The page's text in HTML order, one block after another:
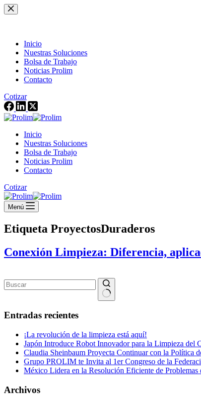
Saltar
al
Inicio
Nuestras Soluciones
Bolsa de Trabajo
Noticias Prolim
Contacto
Cotizar
Inicio
Nuestras Soluciones
Bolsa de Trabajo
Noticias Prolim
Contacto
Cotizar
Menú
Etiqueta ProyectosDuraderos
Conexión Limpieza: Diferencia,
resultados
Entradas recientes
¡La revolución de la limpieza está aquí!
Japón Introduce Robot Innovador para la Limpieza del
Claudia Sheinbaum Proyecta Continuar con la Política
Grupo PROLIM te Invita al 1er Congreso de la
México Lidera en la Resolución Eficiente de
Archivos